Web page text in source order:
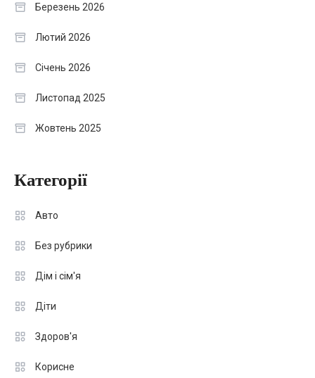
Березень 2026
Лютий 2026
Січень 2026
Листопад 2025
Жовтень 2025
Категорії
Авто
Без рубрики
Дім і сім'я
Діти
Здоров'я
Корисне